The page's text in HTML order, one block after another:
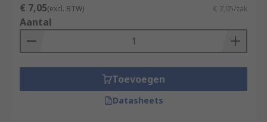
€ 7,05(excl. BTW) € 7,05/zak
Aantal
Toevoegen
Datasheets